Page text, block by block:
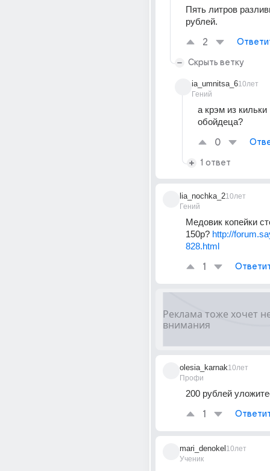
Пять литров
рублей.
2
Скрыть ветку
ia_umnitsa_6
Гений
10лет
а крэм из кильки
обойдеца?
0
1 ответ
lia_nochka_2
Гений
10лет
Медовик копейки
150р? http://
828.html
1
olesia_karnak
Профи
10лет
200 рублей
1
mari_denokel
Ученик
10лет